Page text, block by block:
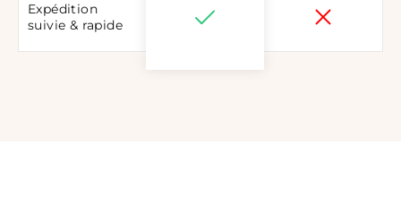
Expédition
suivie & rapide